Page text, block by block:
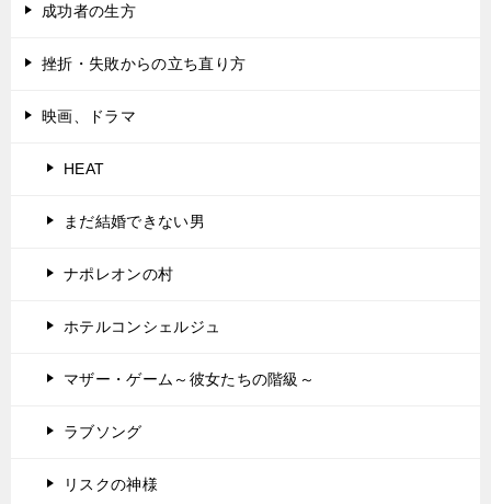
成功者の生方
挫折・失敗からの立ち直り方
映画、ドラマ
HEAT
まだ結婚できない男
ナポレオンの村
ホテルコンシェルジュ
マザー・ゲーム～彼女たちの階級～
ラブソング
リスクの神様